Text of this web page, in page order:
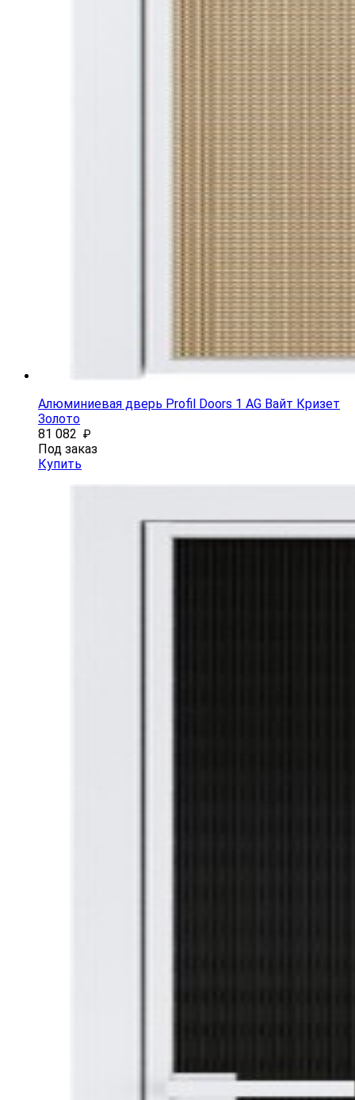
Алюминиевая дверь Profil Doors 1 AG Вайт Кризет
Золото
81 082 ₽
Под заказ
Купить